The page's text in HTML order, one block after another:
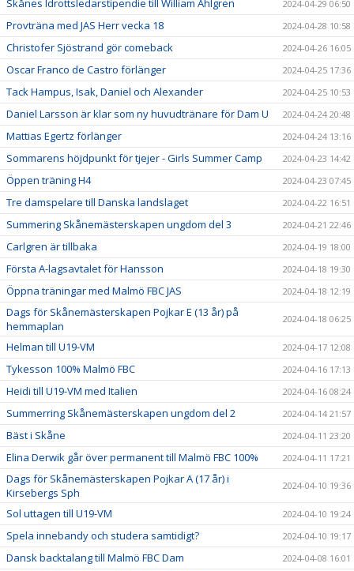
Skånes Idrottsledarstipendie till William Ahlgren 2024-04-29 06:50
Provträna med JAS Herr vecka 18 2024-04-28 10:58
Christofer Sjöstrand gör comeback 2024-04-26 16:05
Oscar Franco de Castro förlänger 2024-04-25 17:36
Tack Hampus, Isak, Daniel och Alexander 2024-04-25 10:53
Daniel Larsson är klar som ny huvudtränare för Dam U 2024-04-24 20:48
Mattias Egertz förlänger 2024-04-24 13:16
Sommarens höjdpunkt för tjejer - Girls Summer Camp 2024-04-23 14:42
Öppen träning H4 2024-04-23 07:45
Tre damspelare till Danska landslaget 2024-04-22 16:51
Summering Skånemästerskapen ungdom del 3 2024-04-21 22:46
Carlgren är tillbaka 2024-04-19 18:00
Första A-lagsavtalet för Hansson 2024-04-18 19:30
Öppna träningar med Malmö FBC JAS 2024-04-18 12:19
Dags för Skånemästerskapen Pojkar E (13 år) på
hemmaplan
2024-04-18 06:25
Helman till U19-VM 2024-04-17 12:08
Tykesson 100% Malmö FBC 2024-04-16 17:13
Heidi till U19-VM med Italien 2024-04-16 08:24
Summerring Skånemästerskapen ungdom del 2 2024-04-14 21:57
Bäst i Skåne 2024-04-11 23:20
Elina Derwik går över permanent till Malmö FBC 100% 2024-04-11 17:21
Dags för Skånemästerskapen Pojkar A (17 år) i
Kirsebergs Sph
2024-04-10 19:36
Sol uttagen till U19-VM 2024-04-10 19:24
Spela innebandy och studera samtidigt? 2024-04-10 19:17
Dansk backtalang till Malmö FBC Dam 2024-04-08 16:01